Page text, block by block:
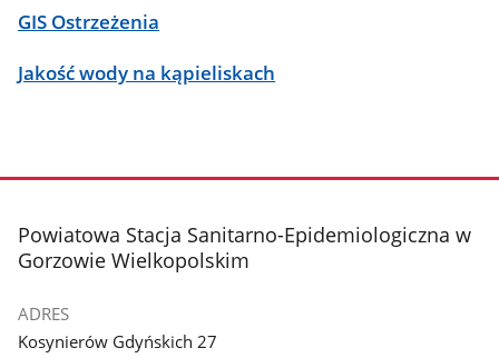
GIS Ostrzeżenia
Jakość wody na kąpieliskach
stopka
Powiatowa Stacja Sanitarno-Epidemiologiczna w
Gorzowie Wielkopolskim
ADRES
Kosynierów Gdyńskich 27